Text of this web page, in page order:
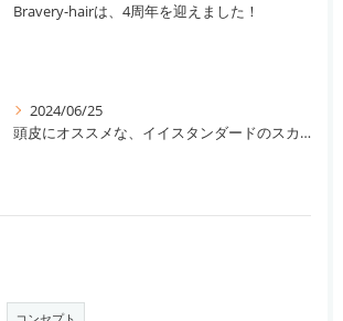
Bravery-hairは、4周年を迎えました！
2024/06/25
頭皮にオススメな、イイスタンダードのスカルプ系シャンプー＆トリートメントです！